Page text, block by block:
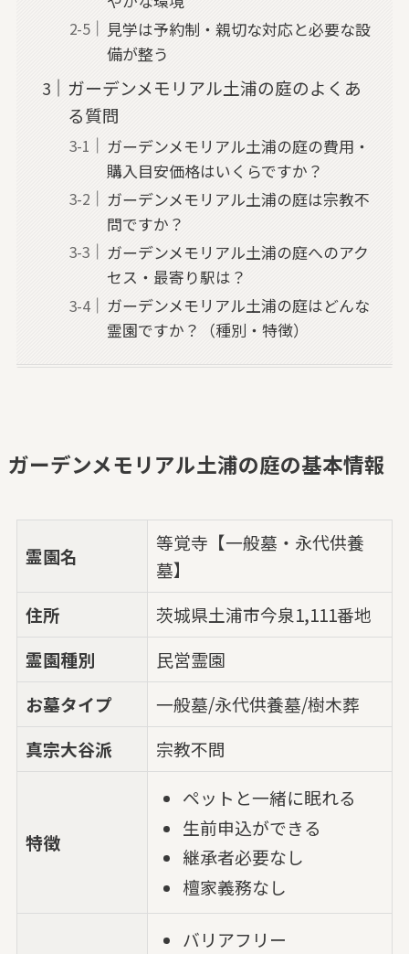
見学は予約制・親切な対応と必要な設
備が整う
ガーデンメモリアル土浦の庭のよくあ
る質問
ガーデンメモリアル土浦の庭の費用・
購入目安価格はいくらですか？
ガーデンメモリアル土浦の庭は宗教不
問ですか？
ガーデンメモリアル土浦の庭へのアク
セス・最寄り駅は？
ガーデンメモリアル土浦の庭はどんな
霊園ですか？（種別・特徴）
ガーデンメモリアル土浦の庭の基本情報
霊園名
等覚寺【一般墓・永代供養
墓】
住所
茨城県土浦市今泉1,111番地
霊園種別
民営霊園
お墓タイプ
一般墓/永代供養墓/樹木葬
真宗大谷派
宗教不問
特徴
ペットと一緒に眠れる
生前申込ができる
継承者必要なし
檀家義務なし
バリアフリー